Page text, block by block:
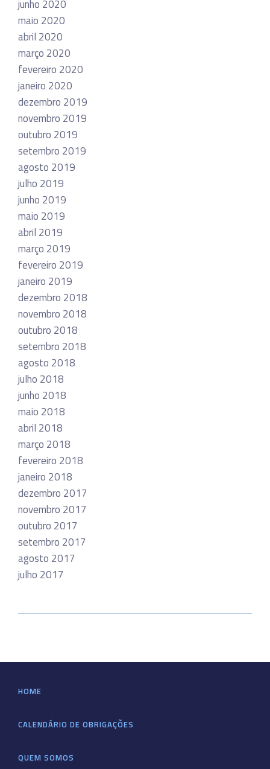
junho 2020
maio 2020
abril 2020
março 2020
fevereiro 2020
janeiro 2020
dezembro 2019
novembro 2019
outubro 2019
setembro 2019
agosto 2019
julho 2019
junho 2019
maio 2019
abril 2019
março 2019
fevereiro 2019
janeiro 2019
dezembro 2018
novembro 2018
outubro 2018
setembro 2018
agosto 2018
julho 2018
junho 2018
maio 2018
abril 2018
março 2018
fevereiro 2018
janeiro 2018
dezembro 2017
novembro 2017
outubro 2017
setembro 2017
agosto 2017
julho 2017
HOME
CALENDÁRIO DE OBRIGAÇÕES
QUEM SOMOS